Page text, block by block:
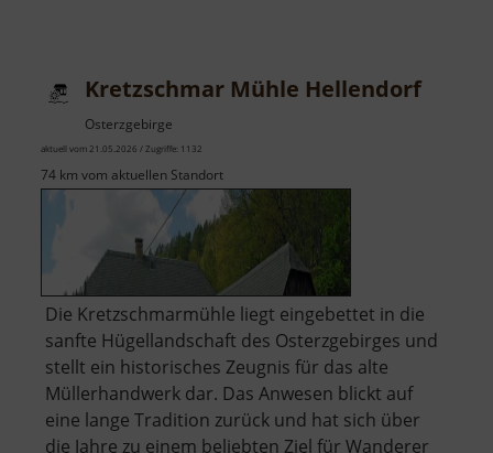
Kretzschmar Mühle Hellendorf
Osterzgebirge
aktuell vom 21.05.2026 / Zugriffe: 1132
74 km vom aktuellen Standort
Die Kretzschmarmühle liegt eingebettet in die
sanfte Hügellandschaft des Osterzgebirges und
stellt ein historisches Zeugnis für das alte
Müllerhandwerk dar. Das Anwesen blickt auf
eine lange Tradition zurück und hat sich über
die Jahre zu einem beliebten Ziel für Wanderer